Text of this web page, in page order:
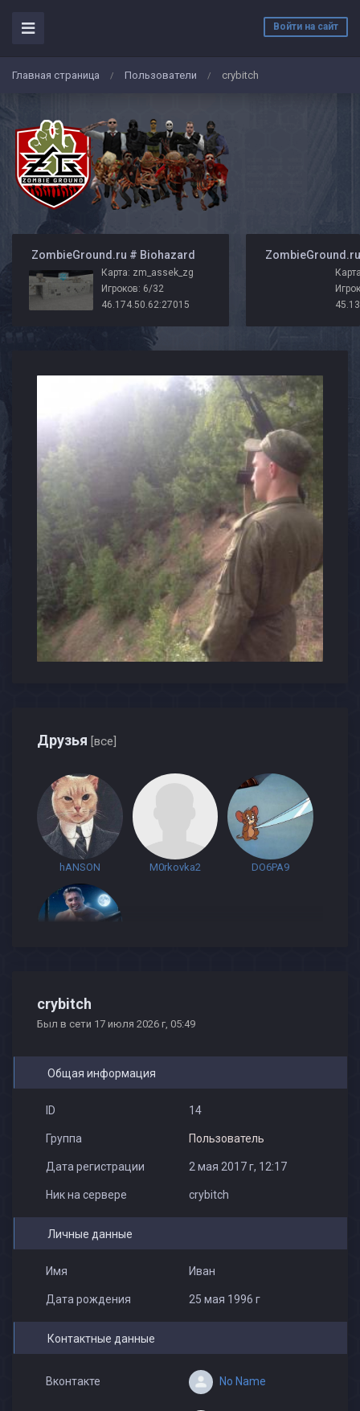
Войти на сайт
Главная страница / Пользователи / crybitch
️ ZombieGround.ru # Biohazard
Карта: zm_assek_zg
Игроков: 6/32
46.174.50.62:27015
Друзья [все]
hANSON M0rkovka2 DO6PA9
crybitch
Был в сети 17 июля 2026 г, 05:49
Общая информация
ID 14
Группа Пользователь
Дата регистрации 2 мая 2017 г, 12:17
Ник на сервере crybitch
Личные данные
Имя Иван
Дата рождения 25 мая 1996 г
Контактные данные
Вконтакте No Name